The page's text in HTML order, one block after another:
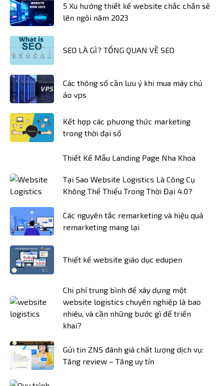
5 Xu hướng thiết kế website chắc chắn sẽ
lên ngôi năm 2023
SEO LÀ GÌ? TỔNG QUAN VỀ SEO
Các thông số cần lưu ý khi mua máy chủ
ảo vps
Kết hợp các phương thức marketing
trong thời đại số
Thiết Kế Mẫu Landing Page Nha Khoa
Tại Sao Website Logistics Là Công Cụ
Không Thể Thiếu Trong Thời Đại 4.0?
Các nguyên tắc remarketing và hiệu quả
remarketing mang lại
Thiết kế website giáo dục edupen
Chi phí trung bình để xây dựng một
website logistics chuyên nghiệp là bao
nhiêu, và cần những bước gì để triển
khai?
Gửi tin ZNS đánh giá chất lượng dịch vụ:
Tăng review – Tăng uy tín